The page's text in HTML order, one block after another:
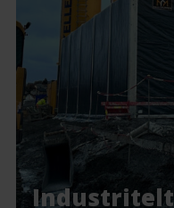
Industritelt